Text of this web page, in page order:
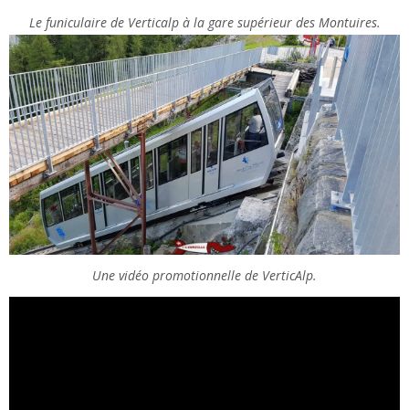
Le funiculaire de Verticalp à la gare supérieur des Montuires.
Une vidéo promotionnelle de VerticAlp.